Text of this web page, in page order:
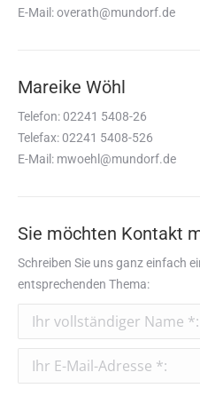
E-Mail:overath@mundorf.de
Mareike Wöhl
Telefon:02241 5408-26
Telefax:02241 5408-526
E-Mail: mwoehl@mundorf.de
Sie möchten Kontakt
Schreiben Sie uns ganz einfach
entsprechenden Thema: